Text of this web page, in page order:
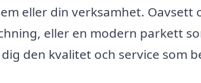
eller din verksamhet.
eller en modern parkett
den kvalitet och service som